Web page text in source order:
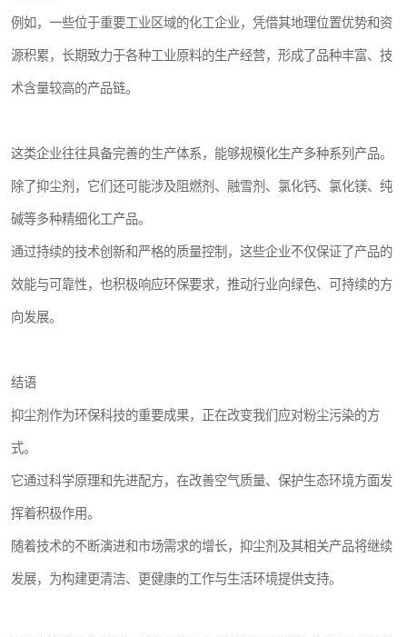
例如，一些位于重要工业区域的化工企业，凭借其地理位置优势和资
源积累，长期致力于各种工业原料的生产经营，形成了品种丰富、技
术含量较高的产品链。
这类企业往往具备完善的生产体系，能够规模化生产多种系列产品。
除了抑尘剂，它们还可能涉及阻燃剂、融雪剂、氯化钙、氯化镁、纯
碱等多种精细化工产品。
通过持续的技术创新和严格的质量控制，这些企业不仅保证了产品的
效能与可靠性，也积极响应环保要求，推动行业向绿色、可持续的方
向发展。
结语
抑尘剂作为环保科技的重要成果，正在改变我们应对粉尘污染的方
式。
它通过科学原理和先进配方，在改善空气质量、保护生态环境方面发
挥着积极作用。
随着技术的不断演进和市场需求的增长，抑尘剂及其相关产品将继续
发展，为构建更清洁、更健康的工作与生活环境提供支持。